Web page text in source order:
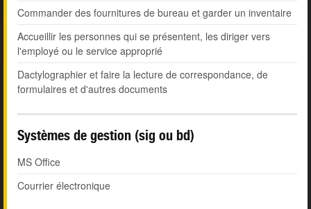
Commander des fournitures de bureau et garder un inventaire
Accueillir les personnes qui se présentent, les diriger vers
l'employé ou le service approprié
Dactylographier et faire la lecture de correspondance, de
formulaires et d'autres documents
Systèmes de gestion (sig ou bd)
MS Office
Courrier électronique